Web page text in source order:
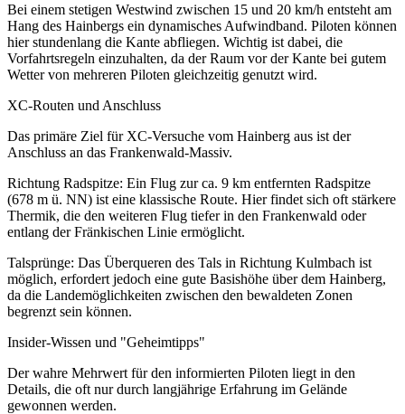
Bei einem stetigen Westwind zwischen 15 und 20 km/h entsteht am
Hang des Hainbergs ein dynamisches Aufwindband. Piloten können
hier stundenlang die Kante abfliegen. Wichtig ist dabei, die
Vorfahrtsregeln einzuhalten, da der Raum vor der Kante bei gutem
Wetter von mehreren Piloten gleichzeitig genutzt wird.
XC-Routen und Anschluss
Das primäre Ziel für XC-Versuche vom Hainberg aus ist der
Anschluss an das Frankenwald-Massiv.
Richtung Radspitze: Ein Flug zur ca. 9 km entfernten Radspitze
(678 m ü. NN) ist eine klassische Route. Hier findet sich oft stärkere
Thermik, die den weiteren Flug tiefer in den Frankenwald oder
entlang der Fränkischen Linie ermöglicht.
Talsprünge: Das Überqueren des Tals in Richtung Kulmbach ist
möglich, erfordert jedoch eine gute Basishöhe über dem Hainberg,
da die Landemöglichkeiten zwischen den bewaldeten Zonen
begrenzt sein können.
Insider-Wissen und "Geheimtipps"
Der wahre Mehrwert für den informierten Piloten liegt in den
Details, die oft nur durch langjährige Erfahrung im Gelände
gewonnen werden.